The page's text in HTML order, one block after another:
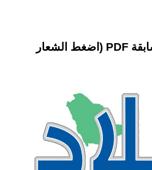
الاصدارات السابقة PDF (اضغط الشعار